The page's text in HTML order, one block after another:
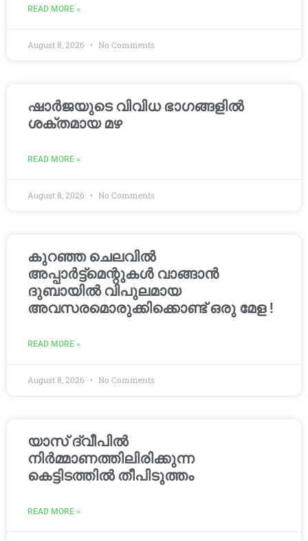
READ MORE »
August 8, 2026 No Comments
ഷാർജയുടെ വിവിധ ഭാഗങ്ങളിൽ
ശക്തമായ മഴ
READ MORE »
August 8, 2026 No Comments
കുറഞ്ഞ ചെലവിൽ
അപ്പാർട്ട്മെന്റുകൾ വാങ്ങാൻ
ദുബായിൽ വിപുലമായ
അവസരമൊരുക്കിക്കൊണ്ട് ഒരു മേള !
READ MORE »
August 8, 2026 No Comments
യാസ് ദ്വീപിൽ
നിർമ്മാണത്തിലിരിക്കുന്ന
കെട്ടിടത്തിൽ തീപിടുത്തം
READ MORE »